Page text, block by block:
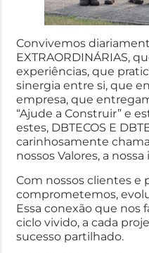
Convivemos
EXTRAORDINÁRIAS,
experiências, que
sinergia entre si, que
empresa, que
“Ajude a Construir” e
estes, DBTECOS E
carinhosamente
nossos Valores, a
Com nossos clientes e
comprometemos,
Essa conexão que nos
ciclo vivido, a cada
sucesso partilhado.